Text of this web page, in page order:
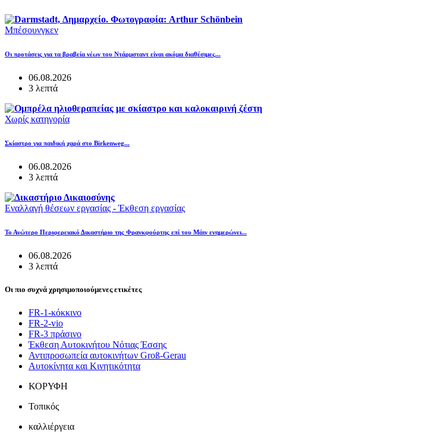
Μπέσουνγκεν
Οι προτάσεις για τα βραβεία νέων του Ντάρμσταντ είναι ακόμα διαθέσιμες...
06.08.2026
3 λεπτά
Χωρίς κατηγορία
Σκίαστρο για παιδική χαρά στο Birkenweg...
06.08.2026
3 λεπτά
Εναλλαγή θέσεων εργασίας - Έκθεση εργασίας
Το Ανώτερο Περιφερειακό Δικαστήριο της Φρανκφούρτης επί του Μάιν ενημερώνει...
06.08.2026
3 λεπτά
Οι πιο συχνά χρησιμοποιούμενες ετικέτες
FR-1-κόκκινο
FR-2-vio
FR-3 πράσινο
Έκθεση Αυτοκινήτου Νότιας Έσσης
Αντιπροσωπεία αυτοκινήτων Groß-Gerau
Αυτοκίνητα και Κινητικότητα
ΚΟΡΥΦΗ
Τοπικός
καλλιέργεια